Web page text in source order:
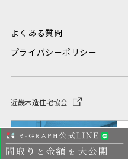
よくある質問
プライバシーポリシー
近畿木造住宅協会